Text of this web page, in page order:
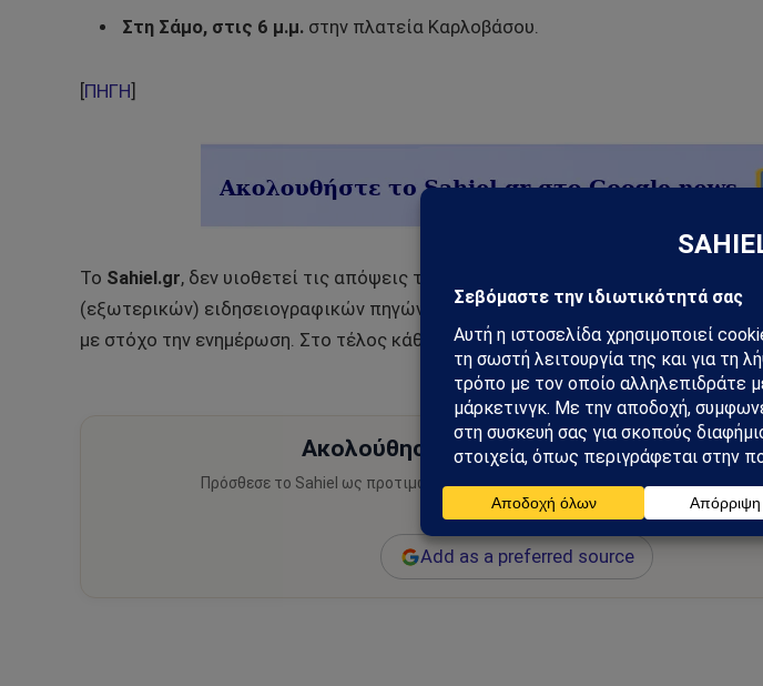
Στη Σάμο, στις 6 μ.μ. στην πλατεία Καρλοβάσου.
ΠΗΓΗ
Το Sahiel.gr, δεν υιοθετεί τις απόψεις των αρθρογράφων, επίσης
(εξωτερικών) ειδησειογραφικών πηγών μέσω αναδημοσίευσης και άρθρα από
με στόχο την ενημέρωση. Στο τέλος κάθε τέτοιου άρθρου αναγράφεται
Ακολούθησε το Sahiel στο Google News
Πρόσθεσε το Sahiel ως προτιμώμενη πηγή για να λαμβάνεις πρώτος τις
ειδήσεις και αναλύσεις.
Add as a preferred source